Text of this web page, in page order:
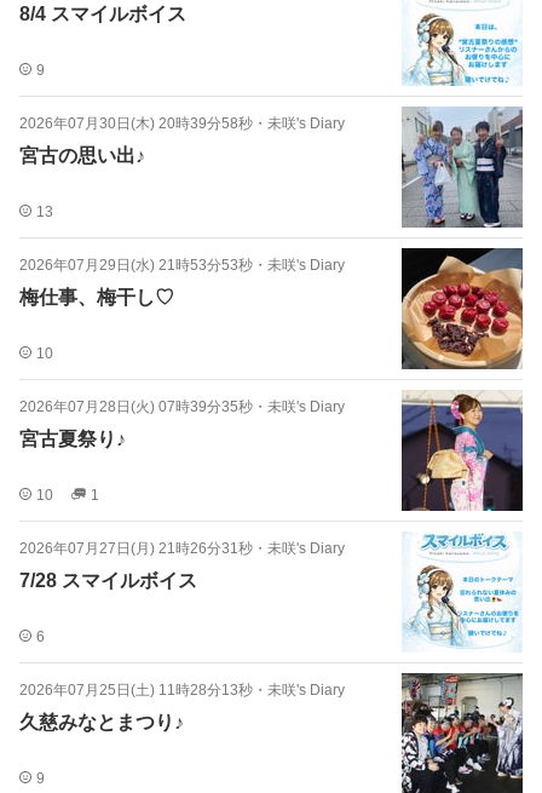
8/4 スマイルボイス
9
2026年07月30日(木) 20時39分58秒 ・ 未咲's Diary
宮古の思い出♪
13
2026年07月29日(水) 21時53分53秒 ・ 未咲's Diary
梅仕事、梅干し♡
10
2026年07月28日(火) 07時39分35秒 ・ 未咲's Diary
宮古夏祭り♪
10 1
2026年07月27日(月) 21時26分31秒 ・ 未咲's Diary
7/28 スマイルボイス
6
2026年07月25日(土) 11時28分13秒 ・ 未咲's Diary
久慈みなとまつり♪
9